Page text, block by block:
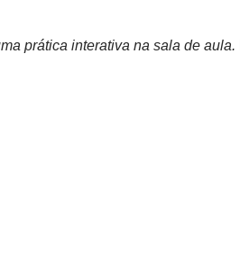
prática interativa na sala de aula.